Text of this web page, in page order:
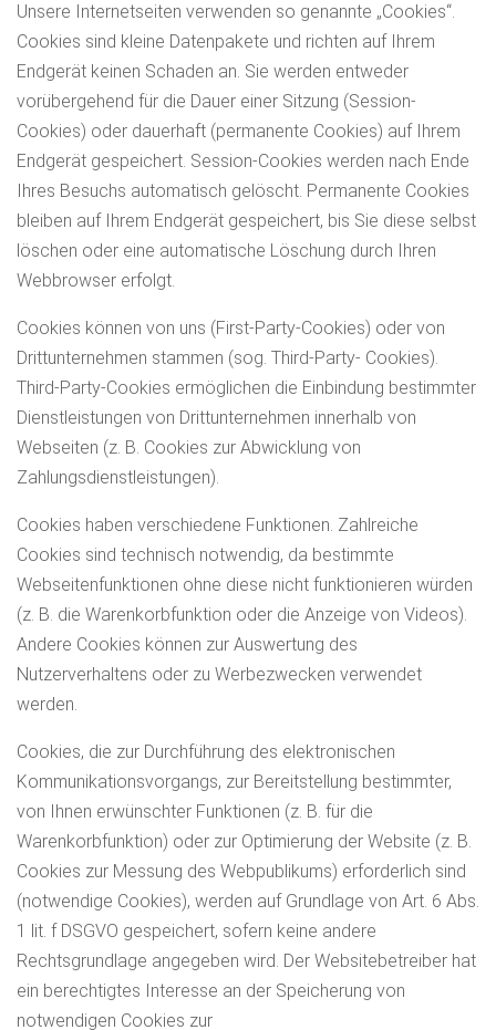
Unsere Internetseiten verwenden so genannte „Cookies“.
Cookies sind kleine Datenpakete und richten auf Ihrem
Endgerät keinen Schaden an. Sie werden entweder
vorübergehend für die Dauer einer Sitzung (Session-
Cookies) oder dauerhaft (permanente Cookies) auf Ihrem
Endgerät gespeichert. Session-Cookies werden nach Ende
Ihres Besuchs automatisch gelöscht. Permanente Cookies
bleiben auf Ihrem Endgerät gespeichert, bis Sie diese selbst
löschen oder eine automatische Löschung durch Ihren
Webbrowser erfolgt.
Cookies können von uns (First-Party-Cookies) oder von
Drittunternehmen stammen (sog. Third-Party- Cookies).
Third-Party-Cookies ermöglichen die Einbindung bestimmter
Dienstleistungen von Drittunternehmen innerhalb von
Webseiten (z. B. Cookies zur Abwicklung von
Zahlungsdienstleistungen).
Cookies haben verschiedene Funktionen. Zahlreiche
Cookies sind technisch notwendig, da bestimmte
Webseitenfunktionen ohne diese nicht funktionieren würden
(z. B. die Warenkorbfunktion oder die Anzeige von Videos).
Andere Cookies können zur Auswertung des
Nutzerverhaltens oder zu Werbezwecken verwendet
werden.
Cookies, die zur Durchführung des elektronischen
Kommunikationsvorgangs, zur Bereitstellung bestimmter,
von Ihnen erwünschter Funktionen (z. B. für die
Warenkorbfunktion) oder zur Optimierung der Website (z. B.
Cookies zur Messung des Webpublikums) erforderlich sind
(notwendige Cookies), werden auf Grundlage von Art. 6 Abs.
1 lit. f DSGVO gespeichert, sofern keine andere
Rechtsgrundlage angegeben wird. Der Websitebetreiber hat
ein berechtigtes Interesse an der Speicherung von
notwendigen Cookies zur